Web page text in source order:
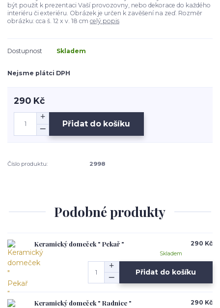
být použit k prezentaci Vaší provozovny, nebo dekorace do každého
interiéru či exteriéru. Obrázek je určen k zavěšení na zeď. Rozměr
obrázku: cca š. 12 x v. 18 cm celý popis
Dostupnost Skladem
Nejsme plátci DPH
290 Kč
Přidat do košíku
Číslo produktu: 2998
Podobné produkty
Keramický domeček " Pekař " 290 Kč
Skladem
Přidat do košíku
Keramický domeček " Radnice " 290 Kč